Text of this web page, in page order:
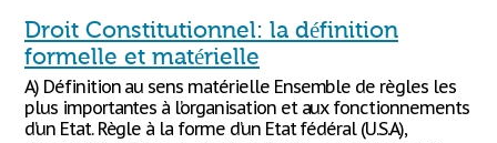
Droit Constitutionnel: la définition
formelle et matérielle
A) Définition au sens matérielle Ensemble de règles les
plus importantes à l’organisation et aux fonctionnements
d’un Etat. Règle à la forme d’un Etat fédéral (U.S.A),